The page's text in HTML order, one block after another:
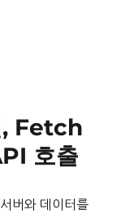
, Fetch
호출
버와 데이터를